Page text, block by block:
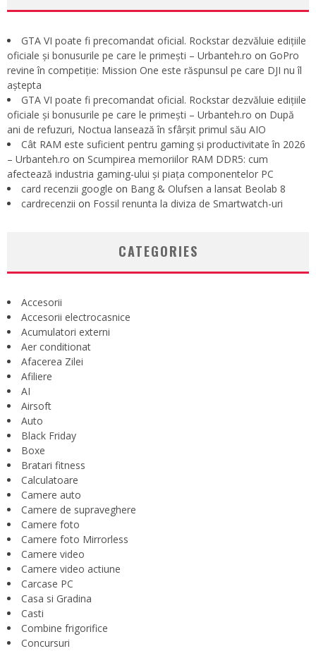
GTA VI poate fi precomandat oficial. Rockstar dezvăluie edițiile
oficiale și bonusurile pe care le primești – Urbanteh.ro on GoPro
revine în competiție: Mission One este răspunsul pe care DJI nu îl
aștepta
GTA VI poate fi precomandat oficial. Rockstar dezvăluie edițiile
oficiale și bonusurile pe care le primești – Urbanteh.ro on După
ani de refuzuri, Noctua lansează în sfârșit primul său AIO
Cât RAM este suficient pentru gaming și productivitate în 2026
– Urbanteh.ro on Scumpirea memoriilor RAM DDR5: cum
afectează industria gaming-ului și piața componentelor PC
card recenzii google on Bang & Olufsen a lansat Beolab 8
cardrecenzii on Fossil renunta la diviza de Smartwatch-uri
CATEGORIES
Accesorii
Accesorii electrocasnice
Acumulatori externi
Aer conditionat
Afacerea Zilei
Afiliere
AI
Airsoft
Auto
Black Friday
Boxe
Bratari fitness
Calculatoare
Camere auto
Camere de supraveghere
Camere foto
Camere foto Mirrorless
Camere video
Camere video actiune
Carcase PC
Casa si Gradina
Casti
Combine frigorifice
Concursuri